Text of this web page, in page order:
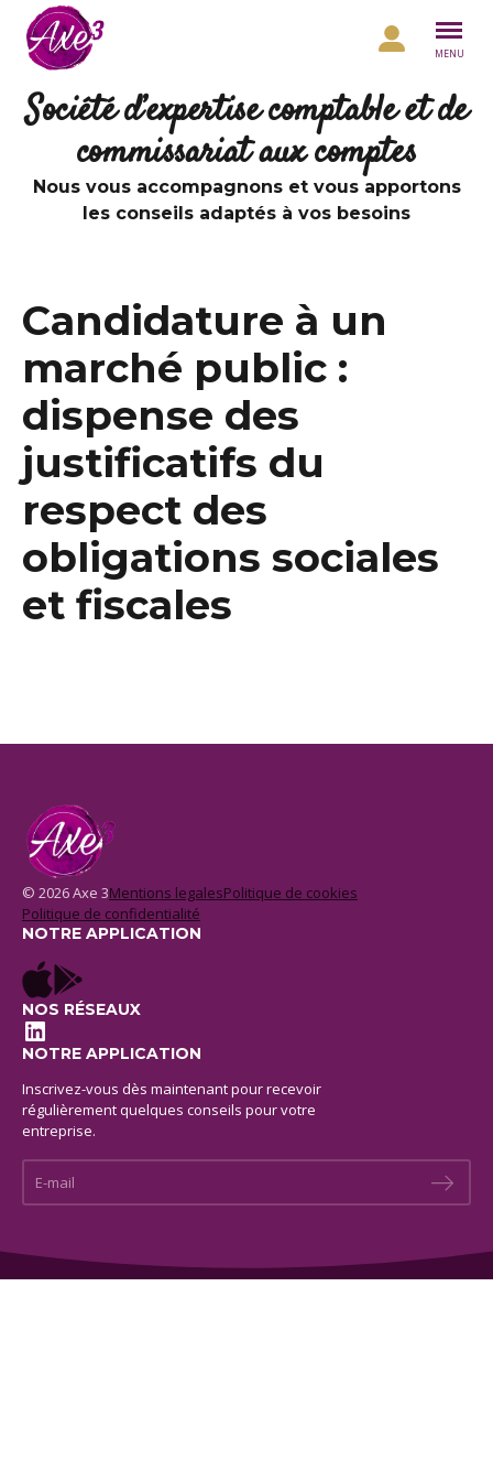
Aller au contenu
MENU
Société d’expertise comptable et de
commissariat aux comptes
Nous vous accompagnons et vous apportons
les conseils adaptés à vos besoins
Candidature à un
marché public :
dispense des
justificatifs du
respect des
obligations sociales
et fiscales
© 2026 Axe 3Mentions legalesPolitique de cookies
Politique de confidentialité
NOTRE APPLICATION
NOS RÉSEAUX
LinkedIn
NOTRE APPLICATION
Inscrivez-vous dès maintenant pour recevoir
régulièrement quelques conseils pour votre
entreprise.